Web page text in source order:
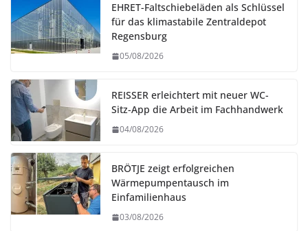
EHRET-Faltschiebeläden als Schlüssel
für das klimastabile Zentraldepot
Regensburg
05/08/2026
REISSER erleichtert mit neuer WC-
Sitz-App die Arbeit im Fachhandwerk
04/08/2026
BRÖTJE zeigt erfolgreichen
Wärmepumpentausch im
Einfamilienhaus
03/08/2026